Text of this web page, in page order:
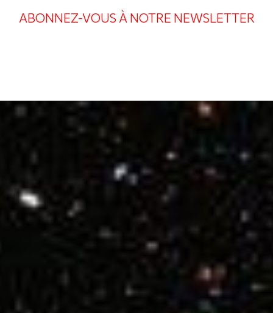
ABONNEZ-VOUS À NOTRE NEWSLETTER